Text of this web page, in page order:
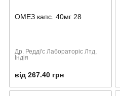
ОМЕЗ капс. 40мг 28
Др. Редді'с Лабораторіс Лтд,
Індія
від 267.40 грн